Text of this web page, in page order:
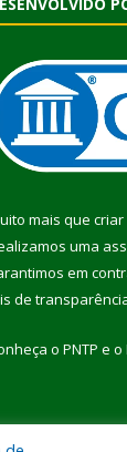
mais que criar
uma
em
de
o PNTP e o